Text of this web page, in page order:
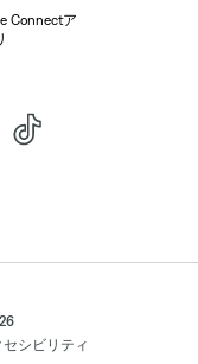
Connectア
セシビリティ